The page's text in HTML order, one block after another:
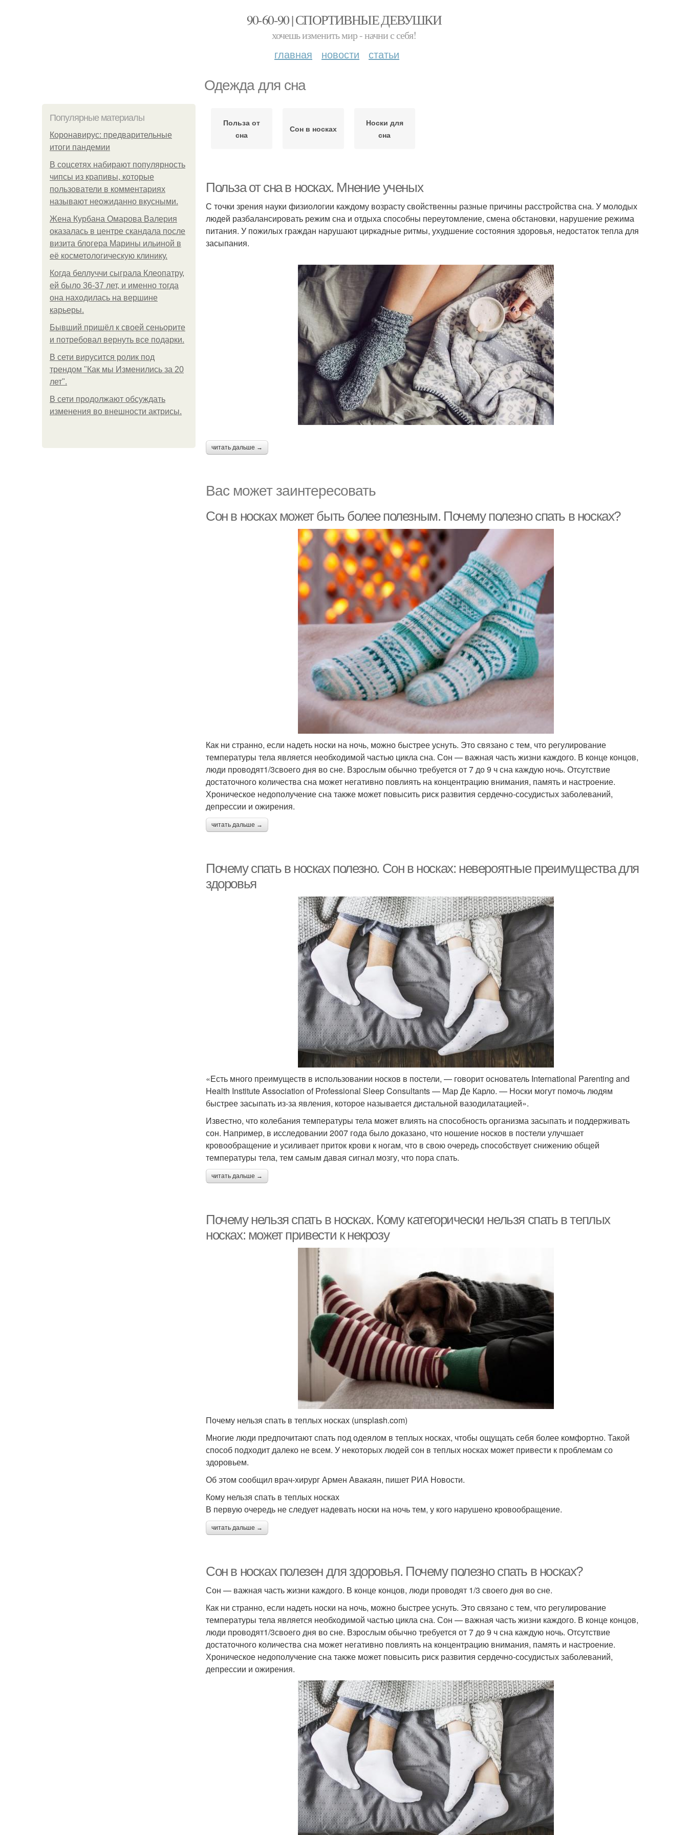
90-60-90 | СПОРТИВНЫЕ ДЕВУШКИ
хочешь изменить мир - начни с себя!
главная новости статьи
Одежда для сна
Популярные материалы
Коронавирус: предварительные
итоги пандемии
В соцсетях набирают популярность
чипсы из крапивы, которые
пользователи в комментариях
называют неожиданно вкусными.
Жена Курбана Омарова Валерия
оказалась в центре скандала после
визита блогера Марины ильиной в
её косметологическую клинику.
Когда беллуччи сыграла Клеопатру,
ей было 36-37 лет, и именно тогда
она находилась на вершине
карьеры.
Бывший пришёл к своей сеньорите
и потребовал вернуть все подарки.
В сети вирусится ролик под
трендом "Как мы Изменились за 20
лет".
В сети продолжают обсуждать
изменения во внешности актрисы.
Польза от
сна
Сон в носках
Носки для
сна
Польза от сна в носках. Мнение ученых
С точки зрения науки физиологии каждому возрасту свойственны разные причины расстройства сна. У молодых
людей разбалансировать режим сна и отдыха способны переутомление, смена обстановки, нарушение режима
питания. У пожилых граждан нарушают циркадные ритмы, ухудшение состояния здоровья, недостаток тепла для
засыпания.
читать дальше →
Вас может заинтересовать
Сон в носках может быть более полезным. Почему полезно спать в носках?
Как ни странно, если надеть носки на ночь, можно быстрее уснуть. Это связано с тем, что регулирование
температуры тела является необходимой частью цикла сна. Сон — важная часть жизни каждого. В конце концов,
люди проводят1/3своего дня во сне. Взрослым обычно требуется от 7 до 9 ч сна каждую ночь. Отсутствие
достаточного количества сна может негативно повлиять на концентрацию внимания, память и настроение.
Хроническое недополучение сна также может повысить риск развития сердечно-сосудистых заболеваний,
депрессии и ожирения.
читать дальше →
Почему спать в носках полезно. Сон в носках: невероятные преимущества для
здоровья
«Есть много преимуществ в использовании носков в постели, — говорит основатель International Parenting and
Health Institute Association of Professional Sleep Consultants — Мар Де Карло. — Носки могут помочь людям
быстрее засыпать из-за явления, которое называется дистальной вазодилатацией».
Известно, что колебания температуры тела может влиять на способность организма засыпать и поддерживать
сон. Например, в исследовании 2007 года было доказано, что ношение носков в постели улучшает
кровообращение и усиливает приток крови к ногам, что в свою очередь способствует снижению общей
температуры тела, тем самым давая сигнал мозгу, что пора спать.
читать дальше →
Почему нельзя спать в носках. Кому категорически нельзя спать в теплых
носках: может привести к некрозу
Почему нельзя спать в теплых носках (unsplash.com)
Многие люди предпочитают спать под одеялом в теплых носках, чтобы ощущать себя более комфортно. Такой
способ подходит далеко не всем. У некоторых людей сон в теплых носках может привести к проблемам со
здоровьем.
Об этом сообщил врач-хирург Армен Авакаян, пишет РИА Новости.
Кому нельзя спать в теплых носках
В первую очередь не следует надевать носки на ночь тем, у кого нарушено кровообращение.
читать дальше →
Сон в носках полезен для здоровья. Почему полезно спать в носках?
Сон — важная часть жизни каждого. В конце концов, люди проводят 1/3 своего дня во сне.
Как ни странно, если надеть носки на ночь, можно быстрее уснуть. Это связано с тем, что регулирование
температуры тела является необходимой частью цикла сна. Сон — важная часть жизни каждого. В конце концов,
люди проводят1/3своего дня во сне. Взрослым обычно требуется от 7 до 9 ч сна каждую ночь. Отсутствие
достаточного количества сна может негативно повлиять на концентрацию внимания, память и настроение.
Хроническое недополучение сна также может повысить риск развития сердечно-сосудистых заболеваний,
депрессии и ожирения.